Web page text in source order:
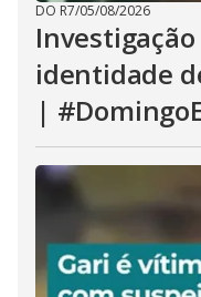
DO R7/05/08/2026
identidade
|